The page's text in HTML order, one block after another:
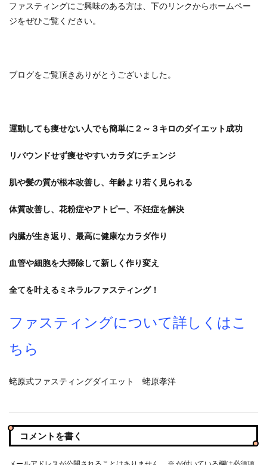
ファスティングにご興味のある方は、下のリンクからホームペー
ジをぜひご覧ください。
ブログをご覧頂きありがとうございました。
運動しても痩せない人でも簡単に２～３キロのダイエット成功
リバウンドせず痩せやすいカラダにチェンジ
肌や髪の質が根本改善し、年齢より若く見られる
体質改善し、花粉症やアトピー、不妊症を解決
内臓が生き返り、最高に健康なカラダ作り
血管や細胞を大掃除して新しく作り変え
全てを叶えるミネラルファスティング！
ファスティングについて詳しくはこ
ちら
蛯原式ファスティングダイエット 蛯原孝洋
コメントを書く